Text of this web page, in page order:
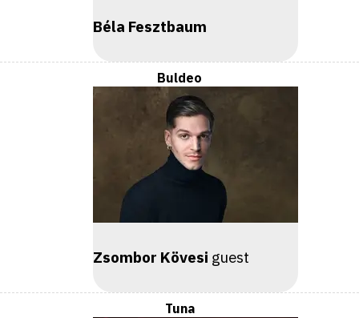
Béla Fesztbaum
Buldeo
Zsombor Kövesi guest
Tuna